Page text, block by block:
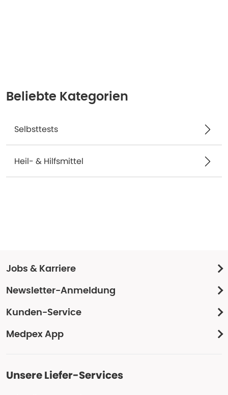
Beliebte Kategorien
Selbsttests
Heil- & Hilfsmittel
Jobs & Karriere
Newsletter-Anmeldung
Kunden-Service
Medpex App
Unsere Liefer-Services